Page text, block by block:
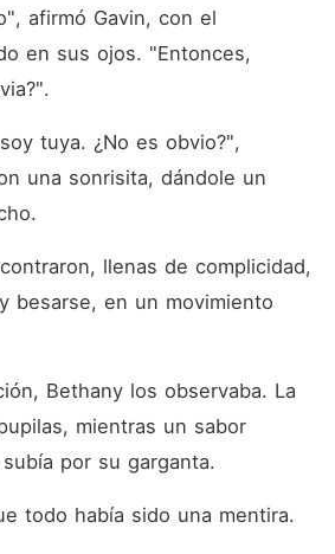
afirmó Gavin, con el
en sus ojos. "Entonces,
tuya. ¿No es obvio?",
una sonrisita, dándole un
llenas de complicidad,
besarse, en un movimiento
Bethany los observaba. La
mientras un sabor
por su garganta.
todo había sido una mentira.